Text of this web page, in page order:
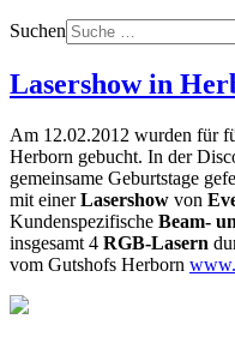
Suchen
Lasershow in
Am 12.02.2012 wurden für
Herborn gebucht. In der
gemeinsame Geburtstage
mit einerLasershow von
Kundenspezifische Beam-
insgesamt 4 RGB-Lasern
vom Gutshofs Herborn